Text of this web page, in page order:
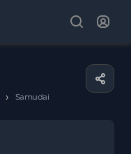
› Samudai